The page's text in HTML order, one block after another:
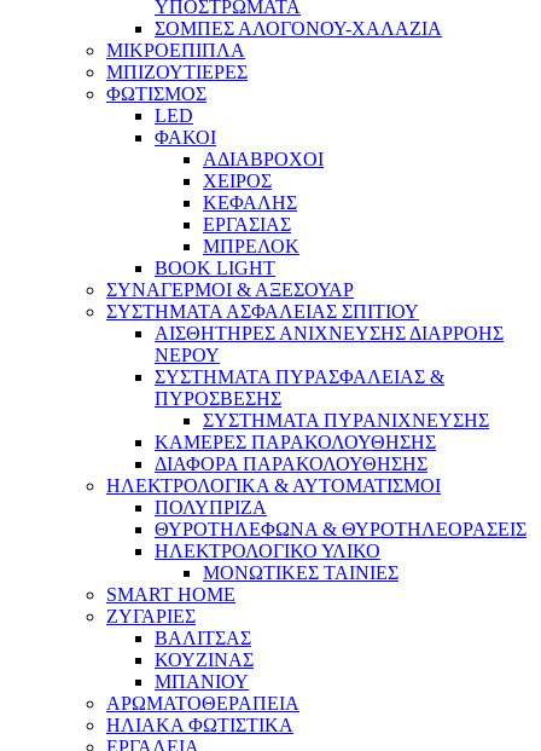
ΥΠΟΣΤΡΩΜΑΤΑ
ΣΟΜΠΕΣ ΑΛΟΓΟΝΟΥ-ΧΑΛΑΖΙΑ
ΜΙΚΡΟΕΠΙΠΛΑ
ΜΠΙΖΟΥΤΙΕΡΕΣ
ΦΩΤΙΣΜΟΣ
LED
ΦΑΚΟΙ
ΑΔΙΑΒΡΟΧΟΙ
ΧΕΙΡΟΣ
ΚΕΦΑΛΗΣ
ΕΡΓΑΣΙΑΣ
ΜΠΡΕΛΟΚ
BOOK LIGHT
ΣΥΝΑΓΕΡΜΟΙ & ΑΞΕΣΟΥΑΡ
ΣΥΣΤΗΜΑΤΑ ΑΣΦΑΛΕΙΑΣ ΣΠΙΤΙΟΥ
ΑΙΣΘΗΤΗΡΕΣ ΑΝΙΧΝΕΥΣΗΣ ΔΙΑΡΡΟΗΣ
ΝΕΡΟΥ
ΣΥΣΤΗΜΑΤΑ ΠΥΡΑΣΦΑΛΕΙΑΣ &
ΠΥΡΟΣΒΕΣΗΣ
ΣΥΣΤΗΜΑΤΑ ΠΥΡΑΝΙΧΝΕΥΣΗΣ
ΚΑΜΕΡΕΣ ΠΑΡΑΚΟΛΟΥΘΗΣΗΣ
ΔΙΑΦΟΡΑ ΠΑΡΑΚΟΛΟΥΘΗΣΗΣ
ΗΛΕΚΤΡΟΛΟΓΙΚΑ & ΑΥΤΟΜΑΤΙΣΜΟΙ
ΠΟΛΥΠΡΙΖΑ
ΘΥΡΟΤΗΛΕΦΩΝΑ & ΘΥΡΟΤΗΛΕΟΡΑΣΕΙΣ
ΗΛΕΚΤΡΟΛΟΓΙΚΟ ΥΛΙΚΟ
ΜΟΝΩΤΙΚΕΣ ΤΑΙΝΙΕΣ
SMART HOME
ΖΥΓΑΡΙΕΣ
ΒΑΛΙΤΣΑΣ
ΚΟΥΖΙΝΑΣ
ΜΠΑΝΙΟΥ
ΑΡΩΜΑΤΟΘΕΡΑΠΕΙΑ
ΗΛΙΑΚΑ ΦΩΤΙΣΤΙΚΑ